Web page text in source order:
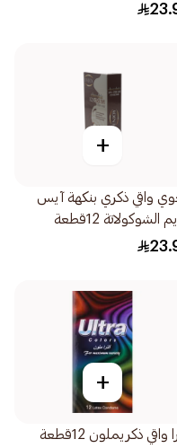
+
واقي ذكري بنكهة آيس
الشوكولاتة 12قطعة
+
واقي ذكريملون 12قطعة